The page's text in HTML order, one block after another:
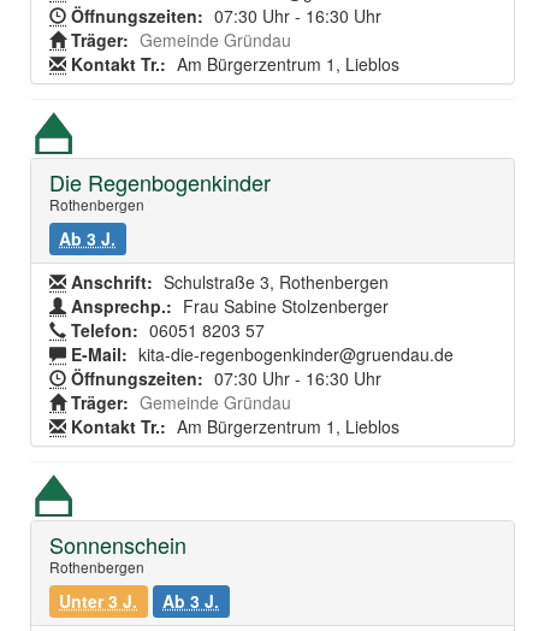
Öffnungszeiten: 07:30 Uhr - 16:30 Uhr
Träger: Gemeinde Gründau
Kontakt Tr.: Am Bürgerzentrum 1, Lieblos
Die Regenbogenkinder
Rothenbergen
Ab 3 J.
Anschrift: Schulstraße 3, Rothenbergen
Ansprechp.: Frau Sabine Stolzenberger
Telefon: 06051 8203 57
E-Mail: kita-die-regenbogenkinder@gruendau.de
Öffnungszeiten: 07:30 Uhr - 16:30 Uhr
Träger: Gemeinde Gründau
Kontakt Tr.: Am Bürgerzentrum 1, Lieblos
Sonnenschein
Rothenbergen
Unter 3 J.
Ab 3 J.